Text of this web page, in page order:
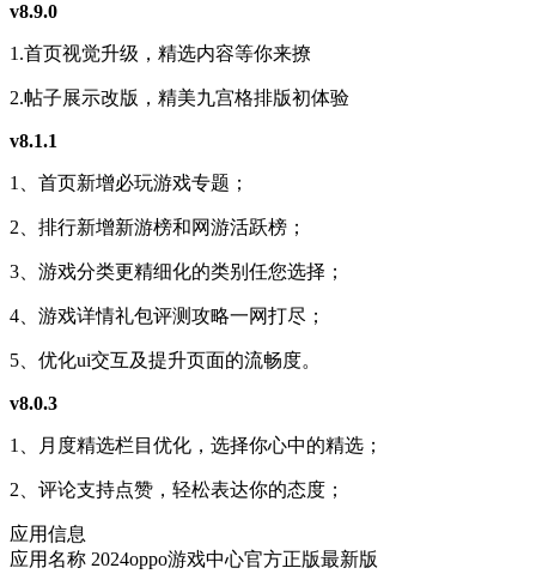
v8.9.0
1.首页视觉升级，精选内容等你来撩
2.帖子展示改版，精美九宫格排版初体验
v8.1.1
1、首页新增必玩游戏专题；
2、排行新增新游榜和网游活跃榜；
3、游戏分类更精细化的类别任您选择；
4、游戏详情礼包评测攻略一网打尽；
5、优化ui交互及提升页面的流畅度。
v8.0.3
1、月度精选栏目优化，选择你心中的精选；
2、评论支持点赞，轻松表达你的态度；
应用信息
应用名称 2024oppo游戏中心官方正版最新版